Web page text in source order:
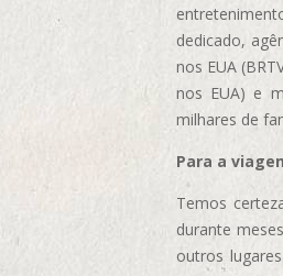
dedicado,
nos EUA
nos EUA) e
milhares de
Para a
Temos
durante
outros